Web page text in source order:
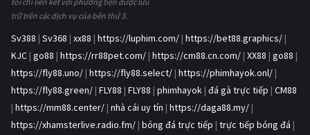
trữ trên các dịch vụ của bên thứ 3.
Sv388 | Sv368 | xx88 | https://luphim.com/ | https://bet88.graphics/ |
KJC | go88 | https://rr88pet.com/ | https://cm88.cn.com/ | XX88 | go88 |
https://fly88.uno/ | https://fly88.select/ | https://phimhayok.onl/ |
https://fly88.green/ | FLY88 | FLY88 | phimhayok | đá gà trực tiếp | CM88
| https://mm88.center/ | nhà cái uy tín | https://daga88.my/ |
https://xhamsterlive.radio.fm/ | bóng đá trực tiếp | trực tiếp bóng đá |